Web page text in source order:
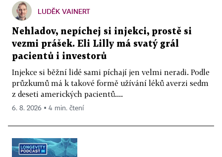
LUDĚK VAINERT
Nehladov, nepíchej si injekci, prostě si
vezmi prášek. Eli Lilly má svatý grál
pacientů i investorů
Injekce si běžní lidé sami píchají jen velmi neradi. Podle
průzkumů má k takové formě užívání léků averzi sedm
z deseti amerických pacientů....
6. 8. 2026 ▪ 4 min. čtení